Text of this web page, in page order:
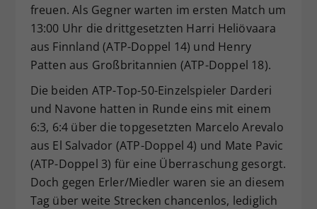
freuen. Als Gegner warten im ersten Match um
13:00 Uhr die drittgesetzten Harri Heliövaara
aus Finnland (ATP-Doppel 14) und Henry
Patten aus Großbritannien (ATP-Doppel 18).
Die beiden ATP-Top-50-Einzelspieler Darderi
und Navone hatten in Runde eins mit einem
6:3, 6:4 über die topgesetzten Marcelo Arevalo
aus El Salvador (ATP-Doppel 4) und Mate Pavic
(ATP-Doppel 3) für eine Überraschung gesorgt.
Doch gegen Erler/Miedler waren sie an diesem
Tag über weite Strecken chancenlos, lediglich